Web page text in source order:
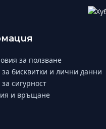
за ползване
бисквитки и лични данни
сигурност
и връщане